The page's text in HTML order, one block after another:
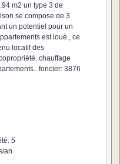
m2 un type 3 de
se compose de 3
un potentiel pour un
est loué., ce
locatif des
chauffage
foncier: 3876
5
an